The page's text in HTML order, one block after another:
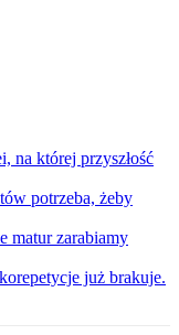
na której przyszłość
potrzeba, żeby
matur zarabiamy
już brakuje.